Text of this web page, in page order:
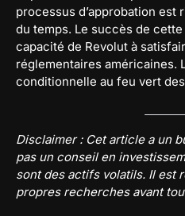
processus d’approbation
du temps. Le succès de
capacité de Revolut à
réglementaires américaines.
conditionnelle au feu vert
Disclaimer : Cet article a un
pas un conseil en
sont des actifs volatils. Il est
propres recherches avant